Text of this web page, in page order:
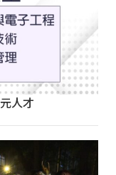
人才